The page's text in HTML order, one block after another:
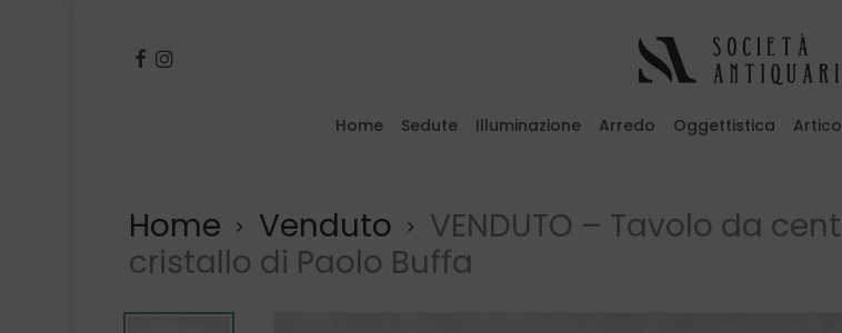
facebook
instagram
Home Sedute Illuminazione Arredo Oggettistica
Home Venduto
VENDUTO – Tavolo da
cristallo di Paolo Buffa